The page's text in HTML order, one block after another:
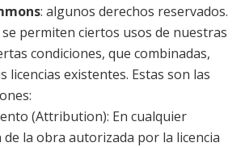
: algunos derechos reservados.
se permiten ciertos usos de nuestras
condiciones, que combinadas,
licencias existentes. Estas son las
(Attribution): En cualquier
la obra autorizada por la licencia